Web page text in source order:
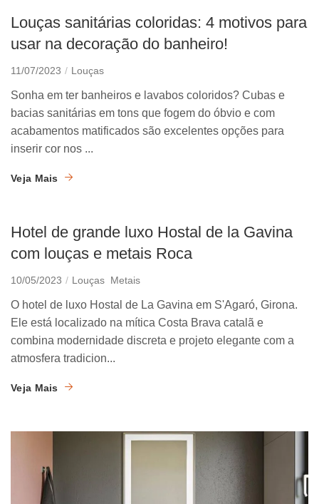
Louças sanitárias coloridas: 4 motivos para
usar na decoração do banheiro!
11/07/2023 Louças
Sonha em ter banheiros e lavabos coloridos? Cubas e
bacias sanitárias em tons que fogem do óbvio e com
acabamentos matificados são excelentes opções para
inserir cor nos ...
Veja Mais
Hotel de grande luxo Hostal de la Gavina
com louças e metais Roca
10/05/2023 Louças Metais
O hotel de luxo Hostal de La Gavina em S'Agaró, Girona.
Ele está localizado na mítica Costa Brava catalã e
combina modernidade discreta e projeto elegante com a
atmosfera tradicion...
Veja Mais